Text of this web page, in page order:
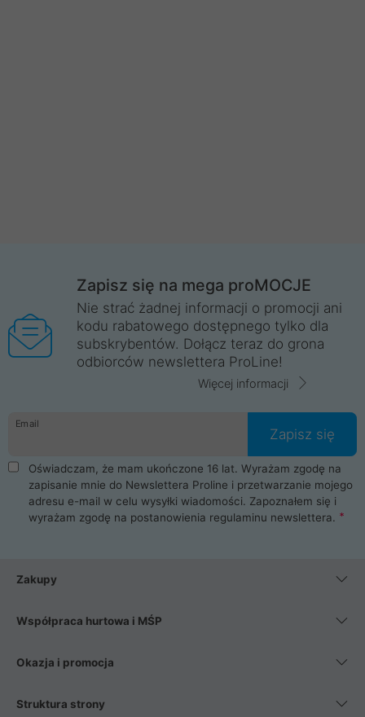
Zapisz się na mega proMOCJE
Nie strać żadnej informacji o promocji ani
kodu rabatowego dostępnego tylko dla
subskrybentów. Dołącz teraz do grona
odbiorców newslettera ProLine!
Więcej informacji
Email
Zapisz się
Oświadczam, że mam ukończone 16 lat. Wyrażam zgodę na
zapisanie mnie do Newslettera Proline i przetwarzanie mojego
adresu e-mail w celu wysyłki wiadomości. Zapoznałem się i
wyrażam zgodę na postanowienia regulaminu newslettera.
Zakupy
Współpraca hurtowa i MŚP
Okazja i promocja
Struktura strony